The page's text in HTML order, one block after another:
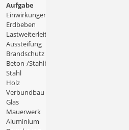
Aufgabe
Einwirkungen
Erdbeben
Lastweiterleitung
Aussteifung
Brandschutz
Beton-/Stahlbeton
Stahl
Holz
Verbundbau
Glas
Mauerwerk
Aluminium